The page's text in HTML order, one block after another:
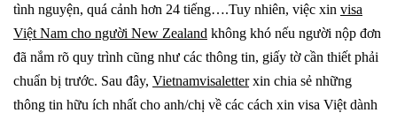
tình nguyện, quá cảnh hơn 24 tiếng….Tuy nhiên, việc xin visa
Việt Nam cho người New Zealand không khó nếu người nộp đơn
đã nắm rõ quy trình cũng như các thông tin, giấy tờ cần thiết phải
chuẩn bị trước. Sau đây, Vietnamvisaletterxin chia sẻ những
thông tin hữu ích nhất cho anh/chị về các cách xin visa Việt dành